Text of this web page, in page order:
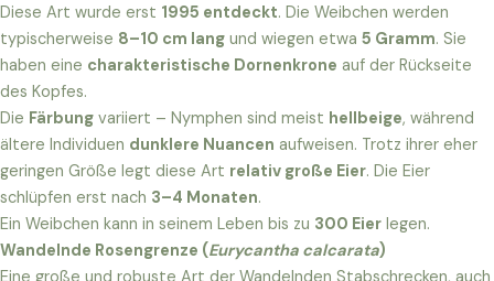
Diese Art wurde erst 1995 entdeckt. Die Weibchen werden
typischerweise 8–10 cm lang und wiegen etwa 5 Gramm. Sie
haben eine charakteristische Dornenkrone auf der Rückseite
des Kopfes.
Die Färbung variiert – Nymphen sind meist hellbeige, während
ältere Individuen dunklere Nuancen aufweisen. Trotz ihrer eher
geringen Größe legt diese Art relativ große Eier. Die Eier
schlüpfen erst nach 3–4 Monaten.
Ein Weibchen kann in seinem Leben bis zu 300 Eier legen.
Wandelnde Rosengrenze (Eurycantha calcarata)
Eine große und robuste Art der Wandelnden Stabschrecken, auch